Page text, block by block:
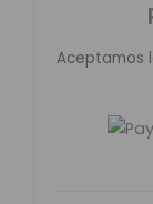
Aceptamos